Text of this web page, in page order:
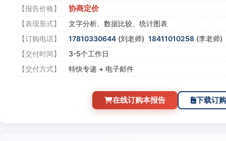
【报告价格】
协商定价
【表现形式】
文字分析、数据比较、统计图表
【订购电话】
17810330644 (刘老师) 18411010258 (李老师)
【交付时间】
3-5个工作日
【交付方式】
特快专递 + 电子邮件
在线订购本报告 下载订